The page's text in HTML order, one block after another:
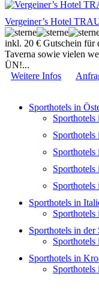
Vergeiner’s Hotel
inkl. 20 € Gutschein für
Taverna sowie vielen
ÜN!...
Weitere Infos
Sporthotels in
Sporthotels
Sporthotels
Sporthotels
Sporthotels in
Sporthotels in der
Sporthotels
Sporthotels in